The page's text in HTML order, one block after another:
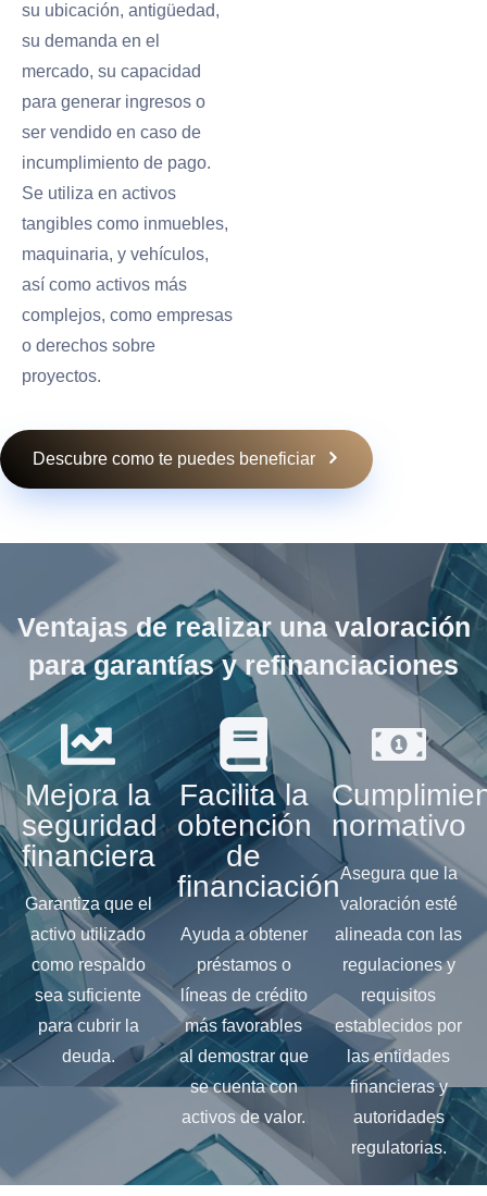
su ubicación, antigüedad,
su demanda en el
mercado, su capacidad
para generar ingresos o
ser vendido en caso de
incumplimiento de pago.
Se utiliza en activos
tangibles como inmuebles,
maquinaria, y vehículos,
así como activos más
complejos, como empresas
o derechos sobre
proyectos.
Descubre como te puedes beneficiar
Ventajas de realizar una valoración
para garantías y refinanciaciones
Mejora la
seguridad
financiera
Garantiza que el
activo utilizado
como respaldo
sea suficiente
para cubrir la
deuda.
Facilita la
obtención
de
financiación
Ayuda a obtener
préstamos o
líneas de crédito
más favorables
al demostrar que
se cuenta con
activos de valor.
normativo
Asegura que la
valoración esté
alineada con las
regulaciones y
requisitos
establecidos por
las entidades
financieras y
autoridades
regulatorias.